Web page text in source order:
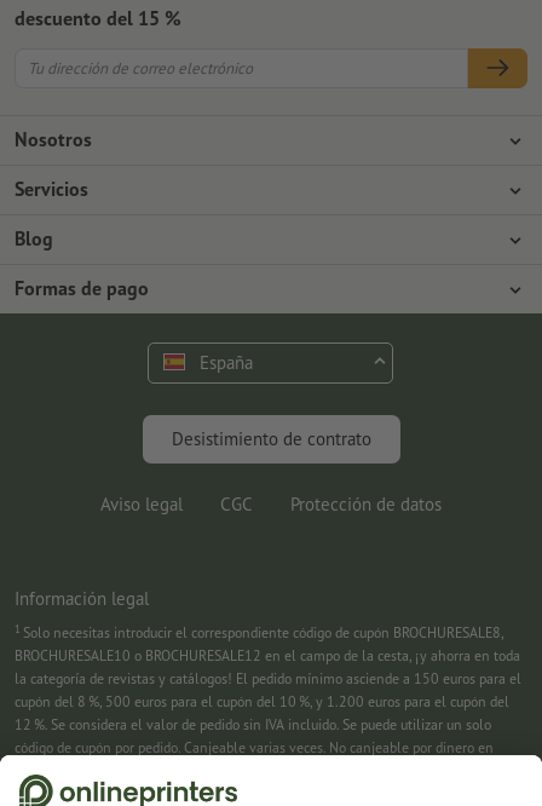
Nosotros
Empresa
Protección del medio ambiente
Servicios
Formas de pago
Programa Premium
Blog
Tutoriales de Photoshop
Fuentes y Herramientas
Formas de pago
descuento del 15 %
España
Desistimiento de contrato
Aviso legal CGC Protección de datos
Información legal
1 Solo necesitas introducir el correspondiente código de cupón BROCHURESALE8,
BROCHURESALE10 o BROCHURESALE12 en el campo de la cesta, ¡y ahorra en toda
la categoría de revistas y catálogos! El pedido mínimo asciende a 150 euros para el
cupón del 8 %, 500 euros para el cupón del 10 %, y 1.200 euros para el cupón del
12 %. Se considera el valor de pedido sin IVA incluido. Se puede utilizar un solo
código de cupón por pedido. Canjeable varias veces. No canjeable por dinero en
efectivo. No acumulable con otras promociones. La promoción es válida hasta el
31/08/2026 inclusive.